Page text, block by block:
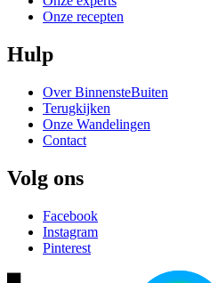
Onze recepten
Hulp
Over BinnensteBuiten
Terugkijken
Onze Wandelingen
Contact
Volg ons
Facebook
Instagram
Pinterest